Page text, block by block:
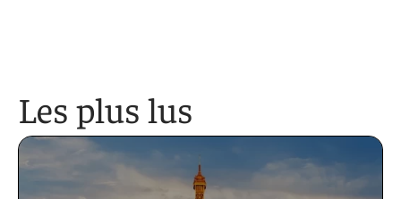
Les plus lus